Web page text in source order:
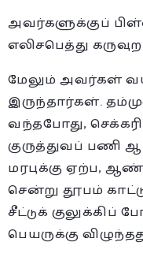
அவர்களுக்குப்
எலிசபெத்து
மேலும் அவர்கள்
இருந்தார்கள்.
வந்தபோது,
குருத்துவப் பணி
மரபுக்கு ஏற்ப,
சென்று தூபம்
சீட்டுக் குலுக்கிப்
பெயருக்கு